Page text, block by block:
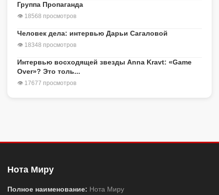
Группа Пропаганда
👁 18568 просмотров
Человек дела: интервью Дарьи Сагаловой
👁 18348 просмотров
Интервью восходящей звезды Anna Kravt: «Game
Over»? Это толь...
👁 17677 просмотров
Нота Миру
Полное наименование: Нота Миру